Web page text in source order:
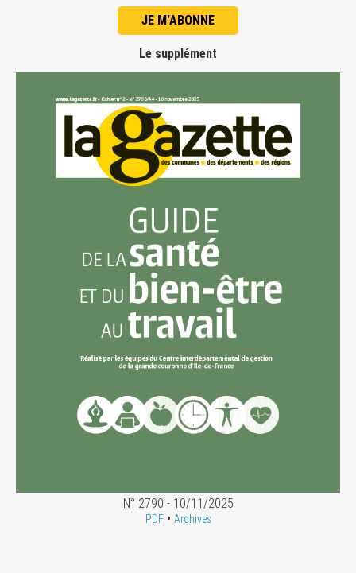
JE M'ABONNE
Le supplément
N° 2790 - 10/11/2025
PDF• Archives